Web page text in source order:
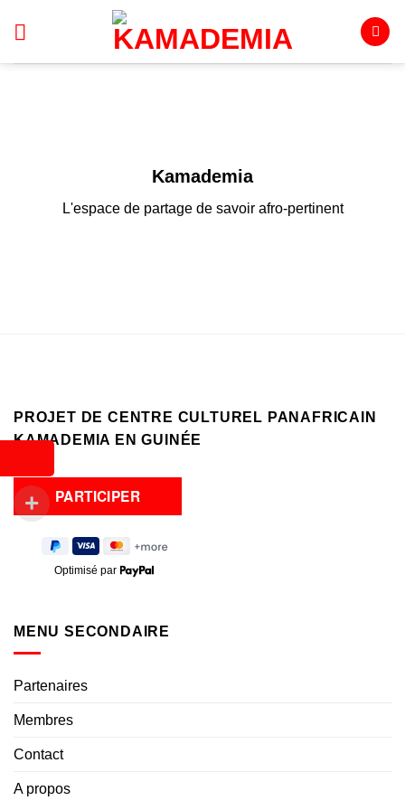
Kamademia
L'espace de partage de savoir afro-pertinent
PROJET DE CENTRE CULTUREL PANAFRICAIN
KAMADEMIA EN GUINÉE
Optimisé par
MENU SECONDAIRE
Partenaires
Membres
Contact
A propos